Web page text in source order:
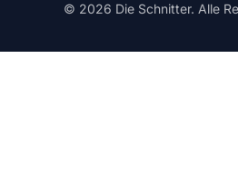
© 2026 Die Schnitter. Alle